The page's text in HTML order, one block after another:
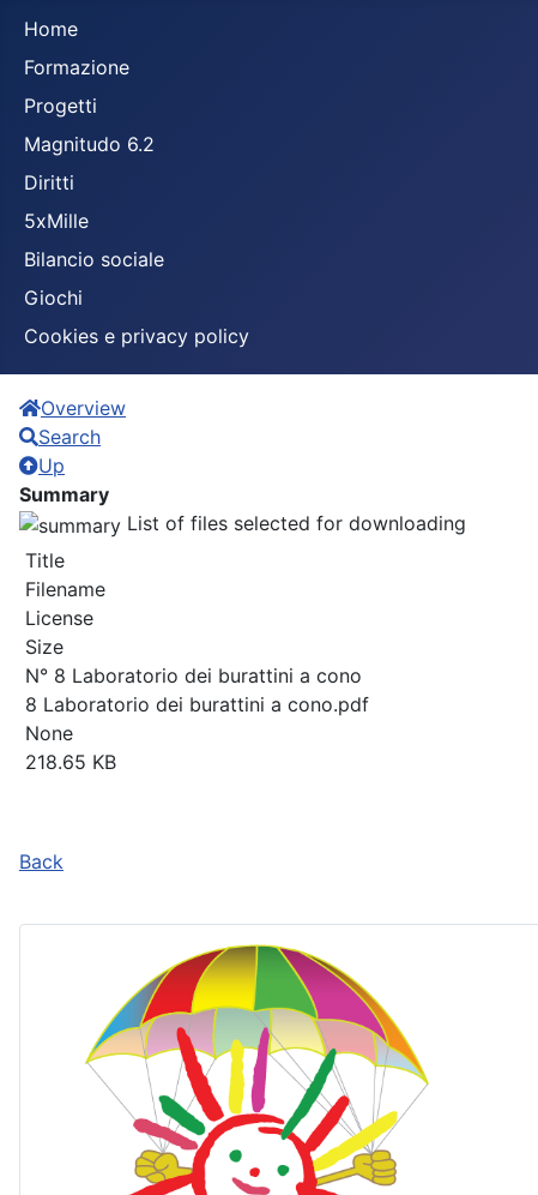
Home
Formazione
Progetti
Magnitudo 6.2
Diritti
5xMille
Bilancio sociale
Giochi
Cookies e privacy policy
Overview
Search
Up
Summary
List of files selected for downloading
Title
Filename
License
Size
N° 8 Laboratorio dei burattini a cono
8 Laboratorio dei burattini a cono.pdf
None
218.65 KB
Back